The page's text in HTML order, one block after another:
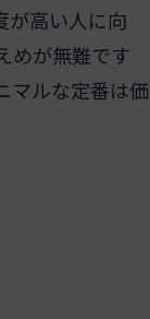
が高い人に向
めが無難です
マルな定番は価